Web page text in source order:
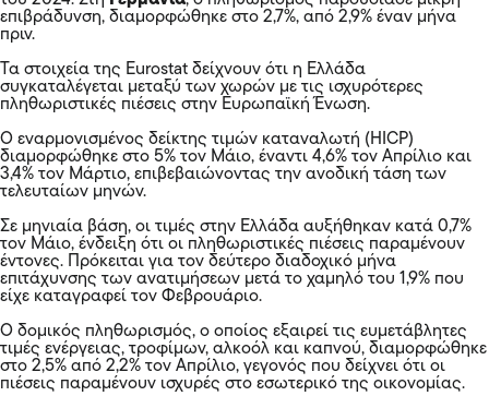
επιβράδυνση, διαμορφώθηκε στο 2,7%, από 2,9% έναν μήνα
πριν.
Τα στοιχεία της Eurostat δείχνουν ότι η Ελλάδα
συγκαταλέγεται μεταξύ των χωρών με τις ισχυρότερες
πληθωριστικές πιέσεις στην Ευρωπαϊκή Ένωση.
Ο εναρμονισμένος δείκτης τιμών καταναλωτή (HICP)
διαμορφώθηκε στο 5% τον Μάιο, έναντι 4,6% τον Απρίλιο και
3,4% τον Μάρτιο, επιβεβαιώνοντας την ανοδική τάση των
τελευταίων μηνών.
Σε μηνιαία βάση, οι τιμές στην Ελλάδα αυξήθηκαν κατά 0,7%
τον Μάιο, ένδειξη ότι οι πληθωριστικές πιέσεις παραμένουν
έντονες. Πρόκειται για τον δεύτερο διαδοχικό μήνα
επιτάχυνσης των ανατιμήσεων μετά το χαμηλό του 1,9% που
είχε καταγραφεί τον Φεβρουάριο.
Ο δομικός πληθωρισμός, ο οποίος εξαιρεί τις ευμετάβλητες
τιμές ενέργειας, τροφίμων, αλκοόλ και καπνού, διαμορφώθηκε
στο 2,5% από 2,2% τον Απρίλιο, γεγονός που δείχνει ότι οι
πιέσεις παραμένουν ισχυρές στο εσωτερικό της οικονομίας.